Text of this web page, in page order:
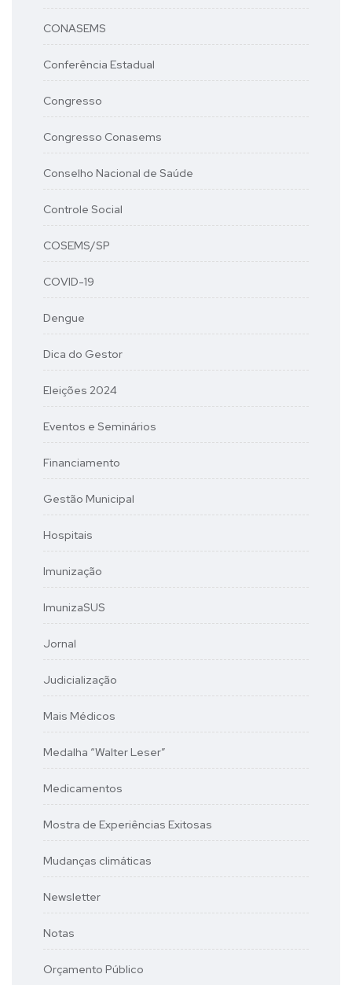
CONASEMS
Conferência Estadual
Congresso
Congresso Conasems
Conselho Nacional de Saúde
Controle Social
COSEMS/SP
COVID-19
Dengue
Dica do Gestor
Eleições 2024
Eventos e Seminários
Financiamento
Gestão Municipal
Hospitais
Imunização
ImunizaSUS
Jornal
Judicialização
Mais Médicos
Medalha “Walter Leser”
Medicamentos
Mostra de Experiências Exitosas
Mudanças climáticas
Newsletter
Notas
Orçamento Público